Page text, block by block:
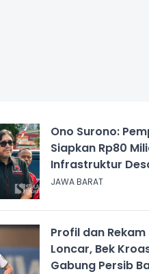
Ono Surono:
Siapkan Rp80
Infrastruktur
JAWA BARAT
Profil dan
Loncar, Bek
Gabung Persib